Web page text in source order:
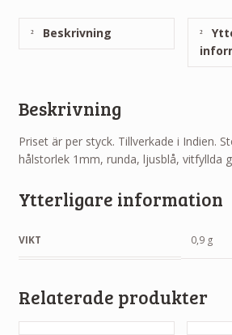
Beskrivning
Beskrivning
Priset är per styck. Tillverkade i Indien.
hålstorlek 1mm, runda, ljusblå, vitfyllda
Ytterligare information
VIKT 0,9 g
Relaterade produkter